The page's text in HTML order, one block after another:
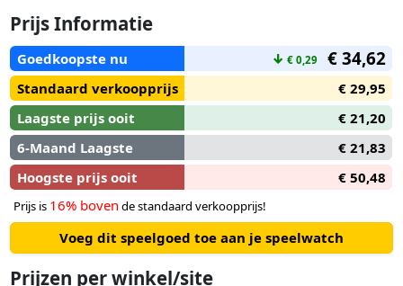
treinrovers klappen geven of neerschieten, de passagiers
beroven of de sheriff verplaatsen. Wie na vijf rondes de
grootste buit heeft, wint het spel! Word jij de rijkste bandiet
van het Wilde Westen?
Prijs Informatie
Goedkoopste nu ↓ € 0,29 € 34,62
Standaard verkoopprijs
€ 29,95
Laagste prijs ooit
€ 21,20
6-Maand Laagste
€ 21,83
Hoogste prijs ooit
€ 50,48
Prijs is 16% boven de standaard verkoopprijs!
Voeg dit speelgoed toe aan je speelwatch
Prijzen per winkel/site